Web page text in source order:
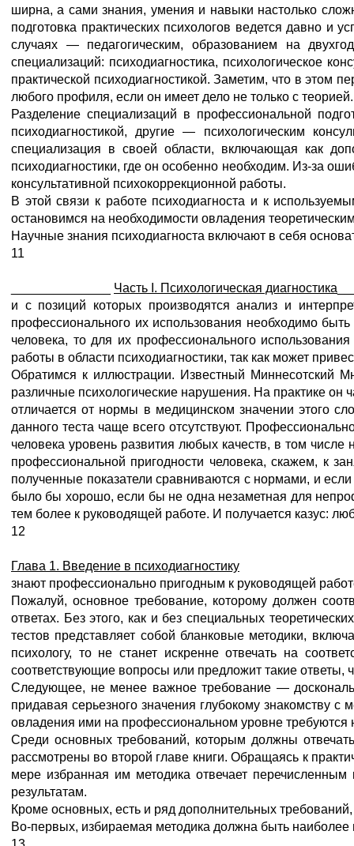
ширна, а сами знания, умения и навыки настолько
подготовка практических психологов ведется давно
случаях — педагогическим, образованием на
специализаций: психодиагностика, психологическое
практической психодиагностикой. Заметим, что в этом
любого профиля, если он имеет дело не только с теорией.
Разделение специализаций в профессиональной
психодиагностикой, другие — психологическим
специализация в своей области, включающая как
психодиагностики, где он особенно необходим. Из-за
консультативной психокоррекционной работы.
В этой связи к работе психодиагноста и к
остановимся на необходимости овладения
Научные знания психодиагноста включают в себя
11
Часть I. Психологическая диагностика
и с позиций которых производятся анализ и
профессионального их использования необходимо
человека, то для их профессионального
работы в области психодиагностики, так как может
Обратимся к иллюстрации. Известный Миннесотский
различные психологические нарушения. На практике он
отличается от нормы в медицинском значении этого
данного теста чаще всего отсутствуют.
человека уровень развития любых качеств, в том
профессиональной пригодности человека, скажем, к
полученные показатели сравниваются с нормами, и
было бы хорошо, если бы не одна незаметная для
тем более к руководящей работе. И получается казус:
12
Глава 1. Введение в психодиагностику
знают профессионально пригодным к руководящей
Пожалуй, основное требование, которому должен
ответах. Без этого, как и без специальных
тестов представляет собой бланковые методики,
психологу, то не станет искренне отвечать на
соответствующие вопросы или предложит такие ответы,
Следующее, не менее важное требование —
придавая серьезного значения глубокому знакомству
овладения ими на профессиональном уровне
Среди основных требований, которым должны
рассмотрены во второй главе книги. Обращаясь к
мере избранная им методика отвечает
результатам.
Кроме основных, есть и ряд дополнительных
Во-первых, избираемая методика должна быть